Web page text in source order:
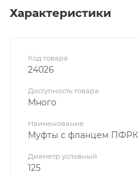
Характеристики
Код товара
24026
Доступность товара
Много
Наименование
Муфты с фланцем ПФРК
Диаметр условный
125